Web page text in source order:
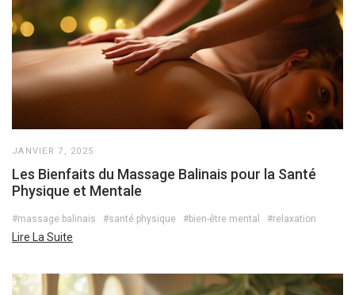
JANVIER 7, 2025
Les Bienfaits du Massage Balinais pour la Santé
Physique et Mentale
#massage balinais #santé physique #bien-être mental #relaxation
Lire La Suite